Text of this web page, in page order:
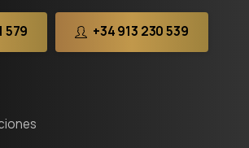
579 +34 913 230 539